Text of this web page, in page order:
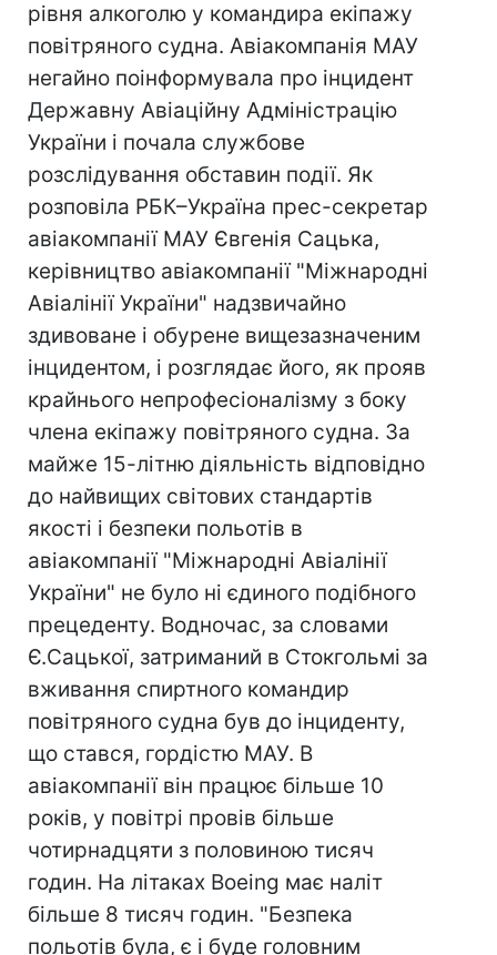
рівня алкоголю у командира екіпажу
повітряного судна. Авіакомпанія МАУ
негайно поінформувала про інцидент
Державну Авіаційну Адміністрацію
України і почала службове
розслідування обставин події. Як
розповіла РБК–Україна прес-секретар
авіакомпанії МАУ Євгенія Сацька,
керівництво авіакомпанії "Міжнародні
Авіалінії України" надзвичайно
здивоване і обурене вищезазначеним
інцидентом, і розглядає його, як прояв
крайнього непрофесіоналізму з боку
члена екіпажу повітряного судна. За
майже 15-літню діяльність відповідно
до найвищих світових стандартів
якості і безпеки польотів в
авіакомпанії "Міжнародні Авіалінії
України" не було ні єдиного подібного
прецеденту. Водночас, за словами
Є.Сацької, затриманий в Стокгольмі за
вживання спиртного командир
повітряного судна був до інциденту,
що стався, гордістю МАУ. В
авіакомпанії він працює більше 10
років, у повітрі провів більше
чотирнадцяти з половиною тисяч
годин. На літаках Boeing має наліт
більше 8 тисяч годин. "Безпека
польотів була, є і буде головним